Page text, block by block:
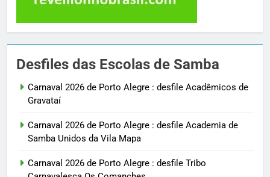
Desfiles das Escolas de Samba
Carnaval 2026 de Porto Alegre : desfile Acadêmicos de
Gravataí
Carnaval 2026 de Porto Alegre : desfile Academia de
Samba Unidos da Vila Mapa
Carnaval 2026 de Porto Alegre : desfile Tribo